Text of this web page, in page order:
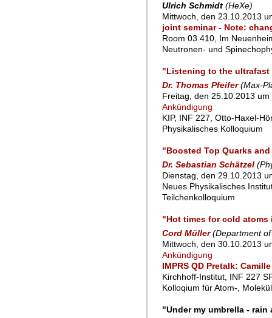
Ulrich Schmidt (HeXe)
Mittwoch, den 23.10.2013
joint seminar - Note:
Room 03.410, Im
Neutronen- und
"Listening to the
Dr. Thomas Pfeifer (Max-
Freitag, den 25.10.2013
Ankündigung
KIP, INF 227, Otto-Haxel-
Physikalisches Kolloquium
"Boosted Top Quarks
Dr. Sebastian Schätzel
Dienstag, den 29.10.2013
Neues Physikalisches
Teilchenkolloquium
"Hot times for cold
Cord Müller (Department
Mittwoch, den 30.10.2013
Ankündigung
IMPRS QD Pretalk:
Kirchhoff-Institut, INF 227
Kolloqium für Atom-,
"Under my umbrella -